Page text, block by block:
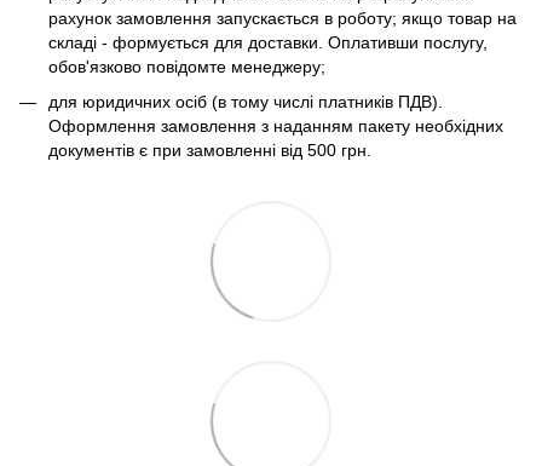
рахунок замовлення запускається в роботу; якщо товар на
складі - формується для доставки. Оплативши послугу,
обов'язково повідомте менеджеру;
для юридичних осіб (в тому числі платників ПДВ).
Оформлення замовлення з наданням пакету необхідних
документів є при замовленні від 500 грн.